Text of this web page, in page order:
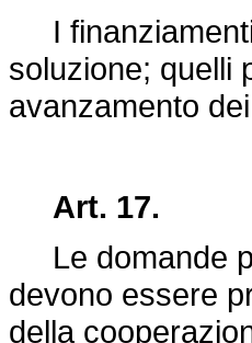
I finanziamenti
soluzione; quelli
avanzamento
Art. 17.
Le domande
devono essere
della